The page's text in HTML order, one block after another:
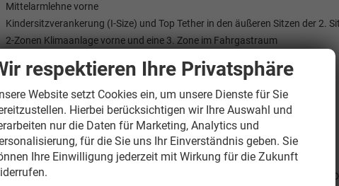
Mittelarmlehne vorne
Kindersitzverankerung (I-Size) und Top Tether in den äußeren Sitzen der 2.
2-Zonen Klimaanlage vorne und eine 3. Zone im Fahrgastraum
Schlüsselloses Startsystem ""Keyless Start""
Sportsitze vorne
Vordersitze beheizbar
Vordersitze mit Höheneinstellung
Design-Paket ""Black Style"" inkl. IQ.LIGHT - LED-Matrix-Scheinwerfer: 3D-
respektieren Ihre Privatsphäre
Website setzt Cookies ein, um unsere Dienste für Sie
Hierbei berücksichtigen wir Ihre Auswahl und
nur die Daten für Marketing, Analytics und
für die Sie uns Ihr Einverständnis geben. Sie
Ihre Einwilligung jederzeit mit Wirkung für die Zukunft